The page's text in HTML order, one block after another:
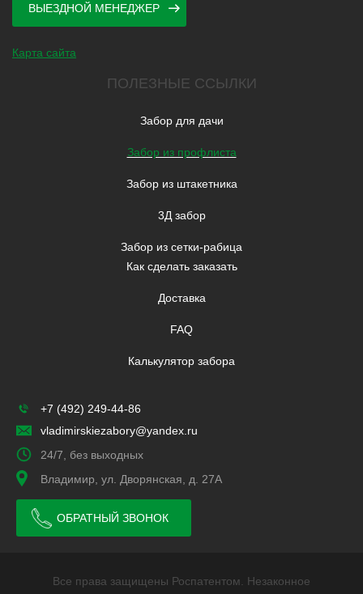
ВЫЕЗДНОЙ МЕНЕДЖЕР
Карта сайта
ПОЛЕЗНЫЕ ССЫЛКИ
Забор для дачи
Забор из профлиста
Забор из штакетника
3Д забор
Забор из сетки-рабица
Как сделать заказать
Доставка
FAQ
Калькулятор забора
+7 (492) 249-44-86
vladimirskiezabory@yandex.ru
24/7, без выходных
Владимир, ул. Дворянская, д. 27А
ОБРАТНЫЙ ЗВОНОК
Все права защищены Роспатентом. Незаконное